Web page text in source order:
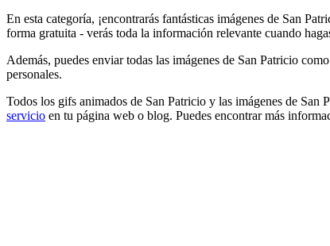
En esta categoría, ¡encontrarás fantásticas imágenes de San
forma gratuita - verás toda la información relevante cuando
Además, puedes enviar todas las imágenes de San Patricio
personales.
Todos los gifs animados de San Patricio y las imágenes de
servicio en tu página web o blog. Puedes encontrar más